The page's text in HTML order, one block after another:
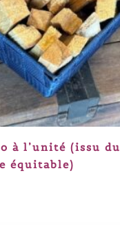
à l’unité (issu du
équitable)